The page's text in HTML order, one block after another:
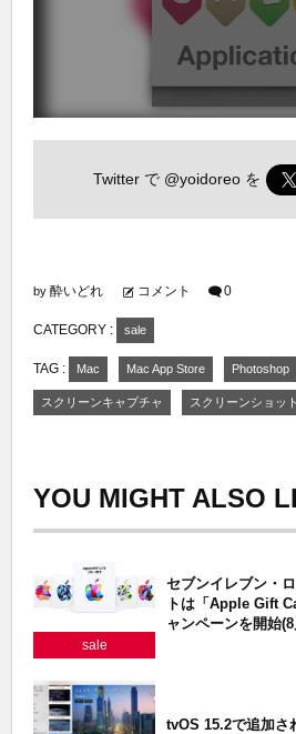
Twitter で @yoidoreo を
by 酔いどれ コメント 0
CATEGORY : sale
TAG : Mac Mac App Store Photoshop
スクリーンキャプチャ スクリーンショット
YOU MIGHT ALSO
sale
セブンイレブン・
トは「Apple Gift
ャンペーンを開始
tvOS 15.2で追加さ